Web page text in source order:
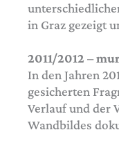
in Graz gezeigt
2011/2012 –
In den Jahren
gesicherten
Verlauf und der
Wandbildes